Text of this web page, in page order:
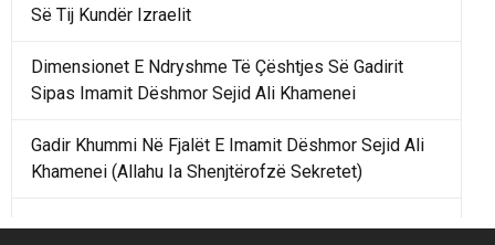
Së Tij Kundër Izraelit
Dimensionet E Ndryshme Të Çështjes Së Gadirit
Sipas Imamit Dëshmor Sejid Ali Khamenei
Gadir Khummi Në Fjalët E Imamit Dëshmor Sejid Ali
Khamenei (Allahu Ia Shenjtërofzë Sekretet)